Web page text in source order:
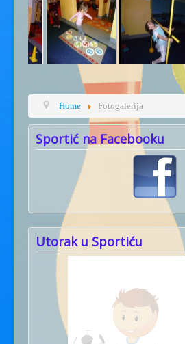
Home Fotogalerija
Sportić na Facebooku
Utorak u Sportiću